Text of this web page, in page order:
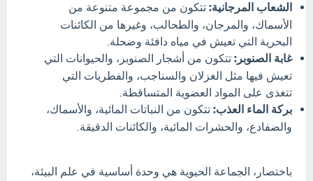
الشعاب المرجانية: تتكون من مجموعة متنوعة من
الأسماك، والمرجان، والطحالب، وغيرها من الكائنات
البحرية التي تعيش في مياه دافئة وضحلة.
غابة الصنوبر: تتكون من أشجار الصنوبر، والحيوانات التي
تعيش فيها مثل الغزلان والسناجب، والفطريات التي
تتغذى على المواد العضوية المتساقطة.
بركة الماء العذب: تتكون من النباتات المائية، والأسماك،
والضفادع، والحشرات المائية، والكائنات الدقيقة.
باختصار، الجماعة الحيوية هي وحدة أساسية في علم البيئة،